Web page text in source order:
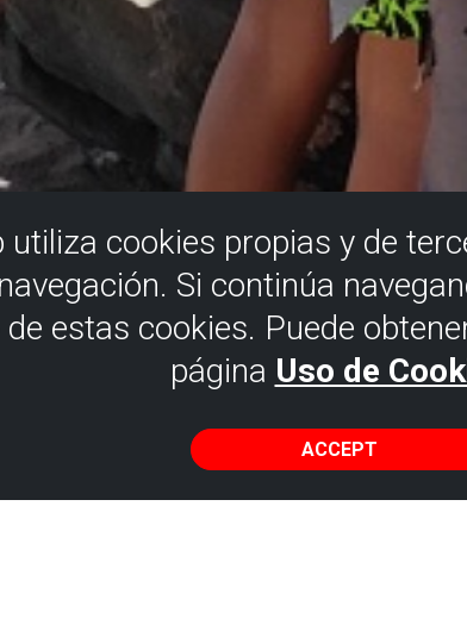
utiliza cookies propias y de
Si continúa
estas cookies. Puede
página Uso de
ACCEPT